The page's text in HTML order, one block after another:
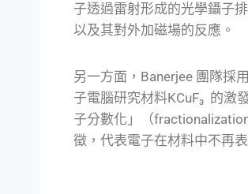
子透過雷射形成的光學鑷子
以及其對外加磁場的反應。
另一方面，Banerjee 團隊採
子電腦研究材料KCuF₃ 的激
子分數化」（
徵，代表電子在材料中不再